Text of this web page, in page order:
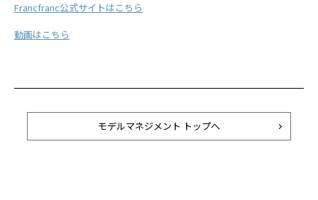
Francfranc公式サイトはこちら
動画はこちら
モデルマネジメント トップへ